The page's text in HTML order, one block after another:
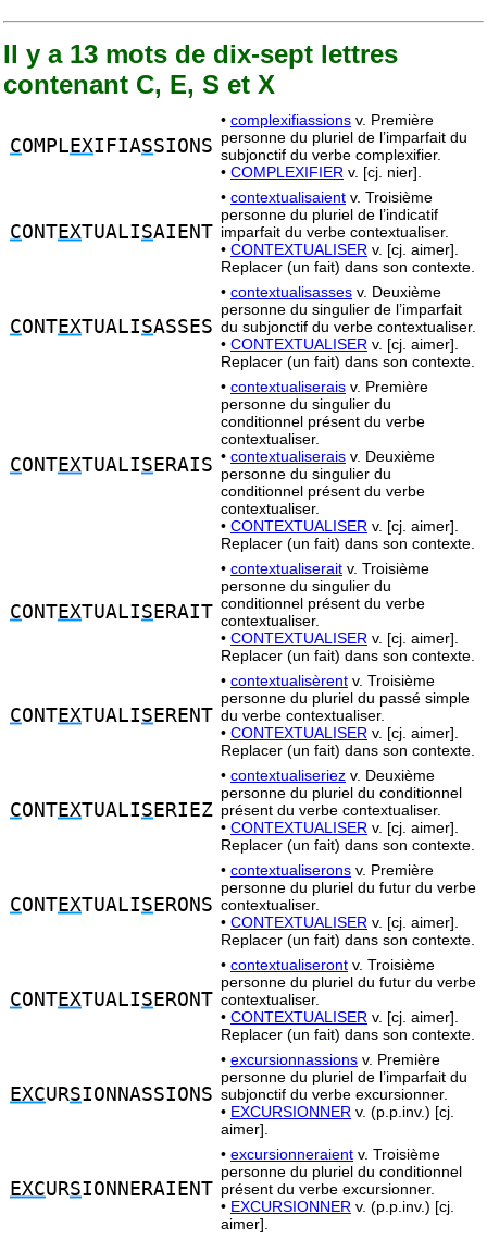
Il y a 13 mots de dix-sept lettres
contenant C, E, S et X
COMPL EXIFIASSIONS
• complexifiassions v. Première
personne du pluriel de l’imparfait du
subjonctif du verbe complexifier.
• COMPLEXIFIER v. [cj. nier].
CONTEXTUALISAIENT
• contextualisaient v. Troisième
personne du pluriel de l’indicatif
imparfait du verbe contextualiser.
• CONTEXTUALISER v. [cj. aimer].
Replacer (un fait) dans son contexte.
CONTEXTUALISASSES
• contextualisasses v. Deuxième
personne du singulier de l’imparfait
du subjonctif du verbe contextualiser.
• CONTEXTUALISER v. [cj. aimer].
Replacer (un fait) dans son contexte.
CONTEXTUALIS ERAIS
• contextualiserais v. Première
personne du singulier du
conditionnel présent du verbe
contextualiser.
• contextualiserais v. Deuxième
personne du singulier du
conditionnel présent du verbe
contextualiser.
• CONTEXTUALISER v. [cj. aimer].
Replacer (un fait) dans son contexte.
CONTEXTUALIS ERAIT
• contextualiserait v. Troisième
personne du singulier du
conditionnel présent du verbe
contextualiser.
• CONTEXTUALISER v. [cj. aimer].
Replacer (un fait) dans son contexte.
CONTEXTUALIS ERENT
• contextualisèrent v. Troisième
personne du pluriel du passé simple
du verbe contextualiser.
• CONTEXTUALISER v. [cj. aimer].
Replacer (un fait) dans son contexte.
CONTEXTUALIS ERIEZ
• contextualiseriez v. Deuxième
personne du pluriel du conditionnel
présent du verbe contextualiser.
• CONTEXTUALISER v. [cj. aimer].
Replacer (un fait) dans son contexte.
CONTEXTUALIS ERONS
• contextualiserons v. Première
personne du pluriel du futur du verbe
contextualiser.
• CONTEXTUALISER v. [cj. aimer].
Replacer (un fait) dans son contexte.
CONTEXTUALIS ERONT
• contextualiseront v. Troisième
personne du pluriel du futur du verbe
contextualiser.
• CONTEXTUALISER v. [cj. aimer].
Replacer (un fait) dans son contexte.
EXCURSIONNASSIONS
• excursionnassions v. Première
personne du pluriel de l’imparfait du
subjonctif du verbe excursionner.
• EXCURSIONNER v. (p.p.inv.) [cj.
aimer].
EXCURSIONNERAIENT
• excursionneraient v. Troisième
personne du pluriel du conditionnel
présent du verbe excursionner.
• EXCURSIONNER v. (p.p.inv.) [cj.
aimer].